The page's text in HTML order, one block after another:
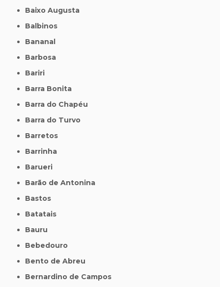
Baixo Augusta
Balbinos
Bananal
Barbosa
Bariri
Barra Bonita
Barra do Chapéu
Barra do Turvo
Barretos
Barrinha
Barueri
Barão de Antonina
Bastos
Batatais
Bauru
Bebedouro
Bento de Abreu
Bernardino de Campos